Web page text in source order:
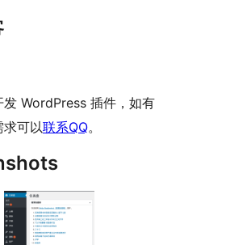
发 WordPress 插件，如有
求可以联系QQ。